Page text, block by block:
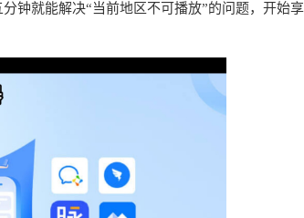
钟就能解决“当前地区不可播放”的问题，开始